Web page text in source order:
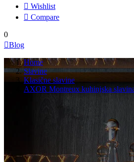
 Wishlist
 Compare
0
Blog
Home
Slavine
Klasične slavine
AXOR Montreux kuhinjska